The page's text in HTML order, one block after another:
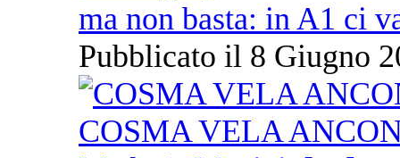
ma non basta: in A1 ci
Pubblicato il 8 Giugno